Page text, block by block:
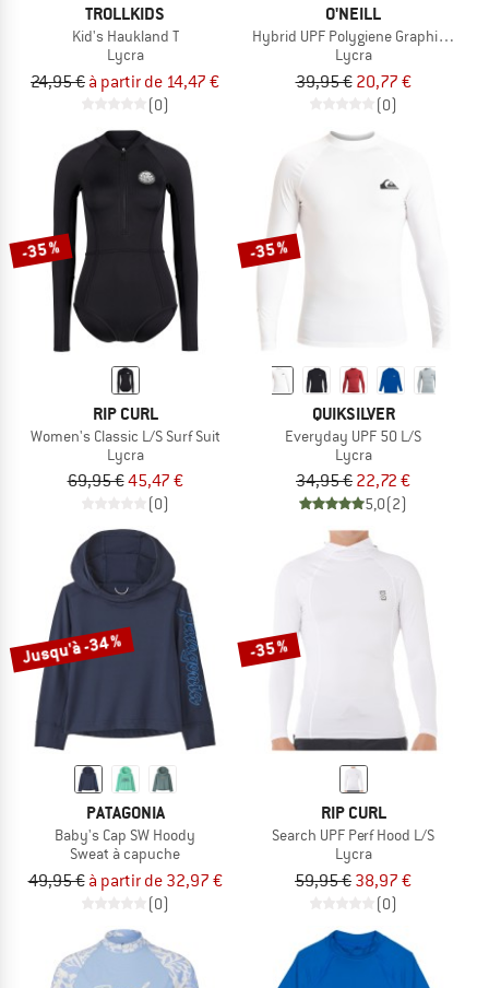
TROLLKIDS
Kid's Haukland T
Lycra
24,95 € à partir de 14,47 €
(0)
O'NEILL
Hybrid UPF Polygiene Graphic T-Shirt
Lycra
39,95 € 20,77 €
(0)
-35 %
RIP CURL
Women's Classic L/S Surf Suit
Lycra
69,95 €45,47 €
(0)
-35 %
QUIKSILVER
Everyday UPF 50 L/S
Lycra
34,95 € 22,72 €
5,0(2)
Jusqu'à -34 %
PATAGONIA
Baby's Cap SW Hoody
Sweat à capuche
49,95 € à partir de 32,97 €
(0)
-35 %
RIP CURL
Search UPF Perf Hood L/S
Lycra
59,95 € 38,97 €
(0)